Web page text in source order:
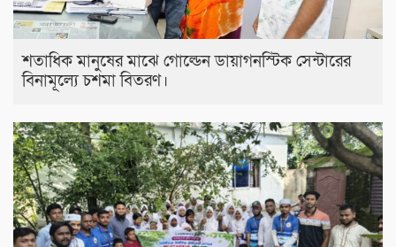
শতাধিক মানুষের মাঝে গোল্ডেন ডায়াগনস্টিক সেন্টারের
বিনামূল্যে চশমা বিতরণ।